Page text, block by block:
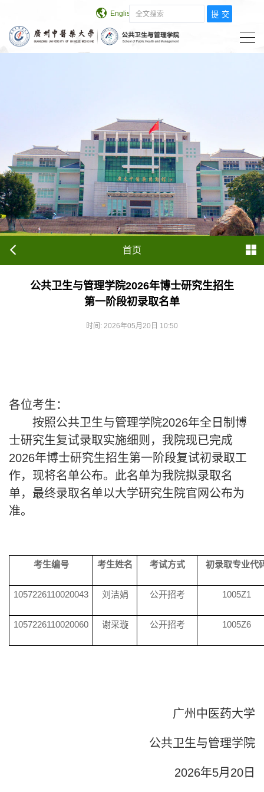
English 学校主页
首页
公共卫生与管理学院2026年博士研究生招生
第一阶段初录取名单
时间: 2026年05月20日 10:50
各位考生：
按照公共卫生与管理学院2026年全日制博
士研究生复试录取实施细则，我院现已完成
2026年博士研究生招生第一阶段复试初录取工
作，现将名单公布。此名单为我院拟录取名
单，最终录取名单以大学研究生院官网公布为
准。
考生编号 考生姓名 考试方式 初录取专业代
1057226110020043 刘洁娟 公开招考 1005Z1
1057226110020060 谢采璇 公开招考 1005Z6
广州中医药大学
公共卫生与管理学院
2026年5月 20 日